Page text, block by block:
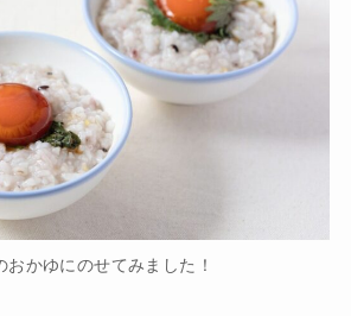
おかゆにのせてみました！